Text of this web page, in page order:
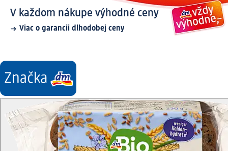
V každom nákupe výhodné ceny
Viac o garancii dlhodobej ceny